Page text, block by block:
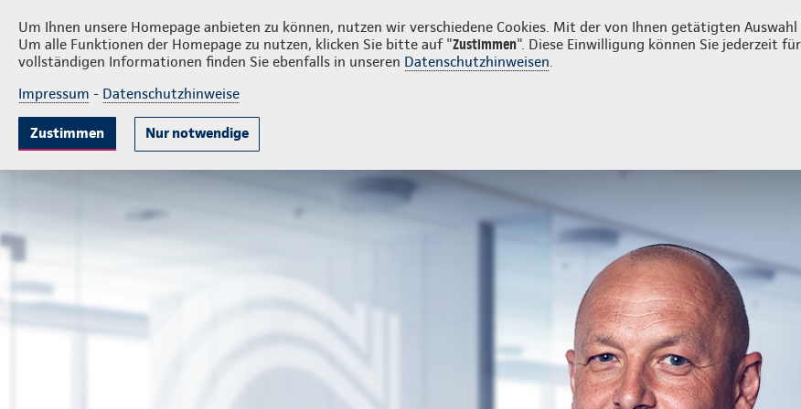
Um Ihnen unsere Homepage anbieten zu können, nutzen wir verschiedene Cookies. Mit der von Ihnen getätigten Auswahl
Um alle Funktionen der Homepage zu nutzen, klicken Sie bitte auf "Zustimmen". Diese Einwilligung können Sie jederzeit
vollständigen Informationen finden Sie ebenfalls in unseren Datenschutzhinweisen.
Impressum - Datenschutzhinweise
Zustimmen Nur notwendige
Dennis Gnich PrivatkundenFirmenkunden
KrankenversicherungLebensversicherung
Generalagentur Dennis Gnich